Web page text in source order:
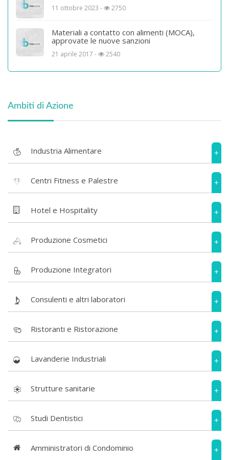
11 ottobre 2023 - 2750
Materiali a contatto con alimenti (MOCA),
approvate le nuove sanzioni
21 aprile 2017 - 2540
Ambiti di Azione
Industria Alimentare +
Centri Fitness e Palestre +
Hotel e Hospitality +
Produzione Cosmetici +
Produzione Integratori +
Consulenti e altri laboratori +
Ristoranti e Ristorazione +
Lavanderie Industriali +
Strutture sanitarie +
Studi Dentistici +
Amministratori di Condominio +